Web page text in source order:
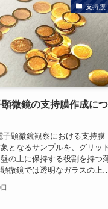
支持膜
微鏡の支持膜作成につ
顕微鏡観察における支持膜
となるサンプルを、グリッ
の上に保持する役割を持つ
微鏡では透明なガラスの上